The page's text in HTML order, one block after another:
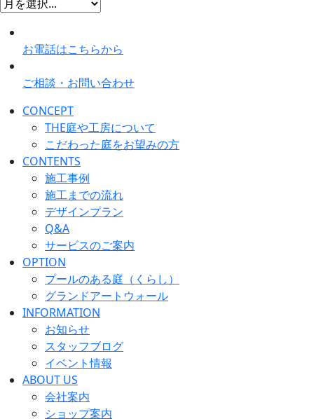
お電話はこちらから
ご相談・お問い合わせ
CONCEPT
THE庭や工房について
こだわった庭をお望みの方
CONTENTS
施工事例
施工までの流れ
デザインプラン
Q&A
サービスのご案内
OPTION
プールのある庭（くらし）
グランドアートウォール
INFORMATION
お知らせ
スタッフブログ
イベント情報
ABOUT US
会社案内
ショップ案内